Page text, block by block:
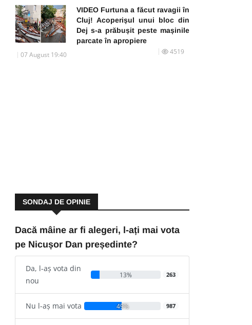
VIDEO Furtuna a făcut ravagii în
Cluj! Acoperișul unui bloc din
Dej s-a prăbușit peste mașinile
parcate în apropiere
07 August 19:40 4519
SONDAJ DE OPINIE
Dacă mâine ar fi alegeri, l-ați mai vota
pe Nicușor Dan președinte?
Da, l-aș vota din
nou
13% 263
Nu l-aș mai vota 49% 987